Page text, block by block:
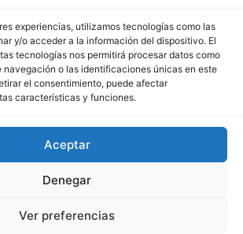
experiencias, utilizamos tecnologías como las
y/o acceder a la información del dispositivo. El
tecnologías nos permitirá procesar datos como
navegación o las identificaciones únicas en este
el consentimiento, puede afectar
características y funciones.
Aceptar
Denegar
Ver preferencias